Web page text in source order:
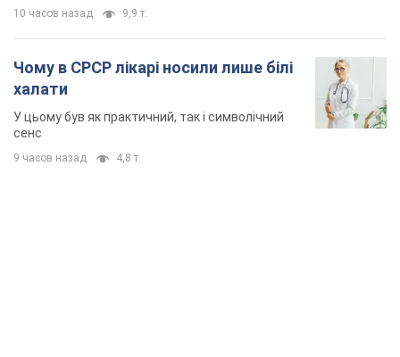
10 часов назад 9,9 т.
Чому в СРСР лікарі носили лише білі
халати
У цьому був як практичний, так і символічний
сенс
9 часов назад 4,8 т.